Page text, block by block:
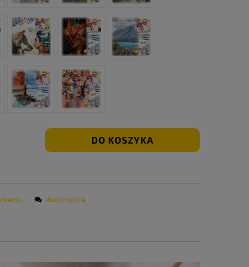
DO KOSZYKA
dodaj opinię